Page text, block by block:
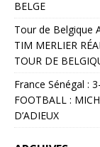
BELGE
Tour de Belgique
TIM MERLIER
TOUR DE
France Sénégal :
FOOTBALL :
D’ADIEUX